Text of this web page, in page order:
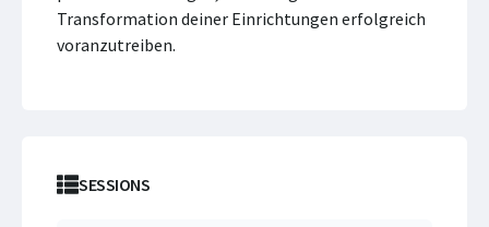
Transformation deiner Einrichtungen erfolgreich
voranzutreiben.
SESSIONS